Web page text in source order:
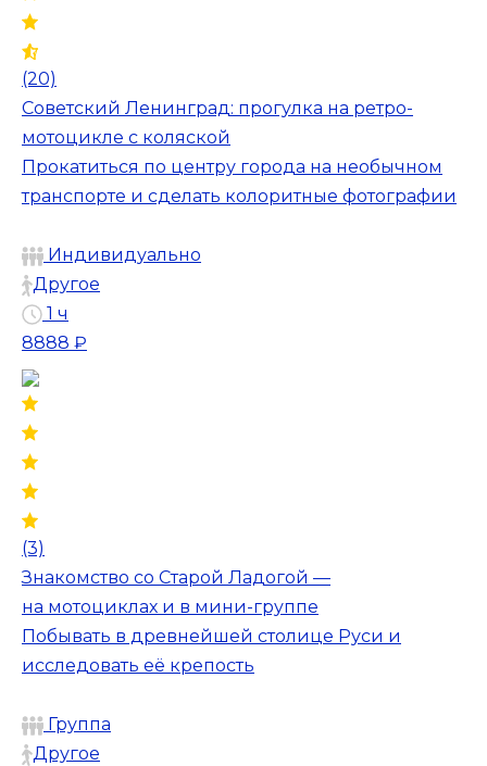
(20)
Советский Ленинград: прогулка на ретро-
мотоцикле с коляской
Прокатиться по центру города на необычном
транспорте и сделать колоритные фотографии
Индивидуально
Другое
1 ч
8888 ₽
(3)
Знакомство со Старой Ладогой —
на мотоциклах и в мини-группе
Побывать в древнейшей столице Руси и
исследовать её крепость
Группа
Другое